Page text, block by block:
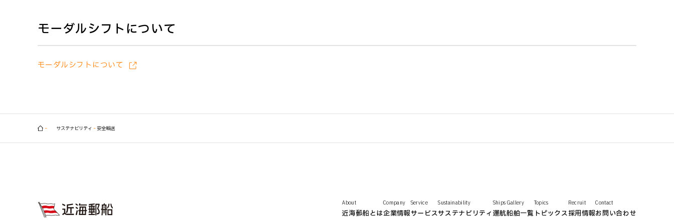
モーダルシフトについて
モーダルシフトについて
サステナビリティ 安全輸送
About
近海郵船とは
Company
企業情報
Service
サービス
Sustainability
サステナビリティ
Ships Gallery
運航船舶一覧
Topics
トピックス
Recruit
採用情報
Contact
お問い合わせ